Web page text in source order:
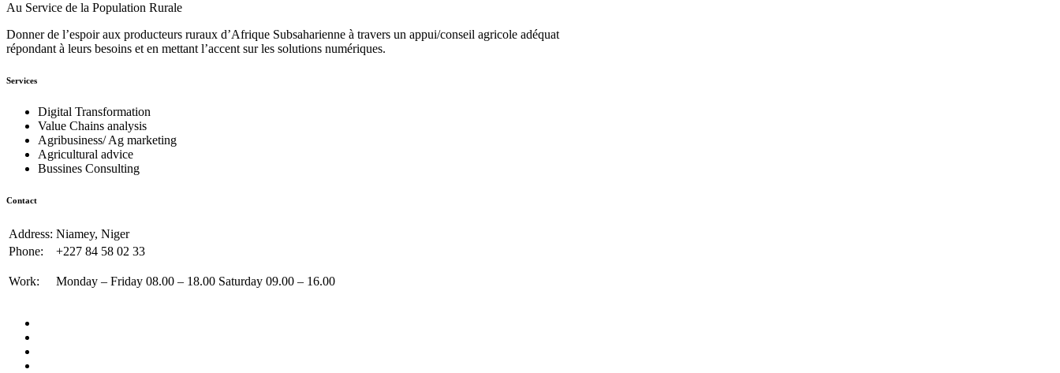
Au Service de la Population Rurale
Donner de l’espoir aux producteurs ruraux d’Afrique Subsaharienne à travers un appui/conseil agricole adéquat
répondant à leurs besoins et en mettant l’accent sur les solutions numériques.
Services
Digital Transformation
Value Chains analysis
Agribusiness/ Ag marketing
Agricultural advice
Bussines Consulting
Contact
Address: Niamey, Niger
Phone:
+227 84 58 02 33
Work: Monday – Friday 08.00 – 18.00 Saturday 09.00 – 16.00